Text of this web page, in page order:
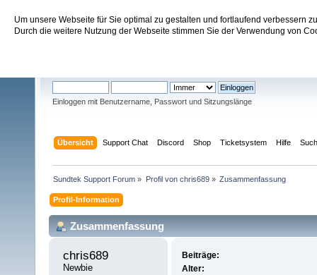
Um unsere Webseite für Sie optimal zu gestalten und fortlaufend verbessern
Durch die weitere Nutzung der Webseite stimmen Sie der Verwendung von
Sundtek Support Forum
Einloggen mit Benutzername, Passwort und Sitzungslänge
Übersicht Support Chat Discord Shop Ticketsystem Hilfe
Sundtek Support Forum » Profil von chris689» Zusammenfassung
Profil-Information
Zusammenfassung
chris689
Newbie
Beiträge:
Alter: